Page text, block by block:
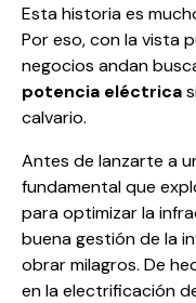
Esta historia es
Por eso, con la vista
negocios andan
potencia eléctrica
calvario.
Antes de lanzarte a
fundamental que
para optimizar la
buena gestión de la
obrar milagros. De
en la electrificación